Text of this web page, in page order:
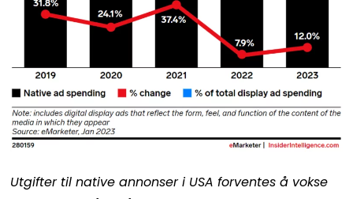
Utgifter til native annonser i USA forventes å vokse